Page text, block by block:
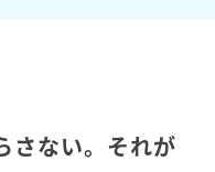
さない。それが